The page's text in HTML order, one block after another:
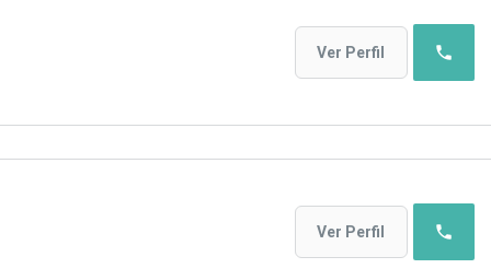
Ver Perfil phone
Ver Perfil phone